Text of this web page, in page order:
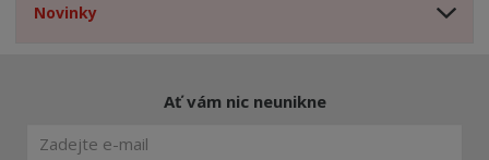
Novinky
Ať vám nic neunikne